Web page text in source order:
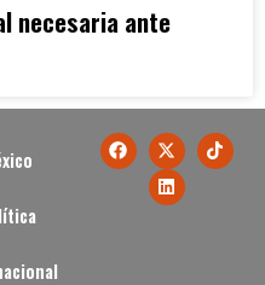
necesaria ante